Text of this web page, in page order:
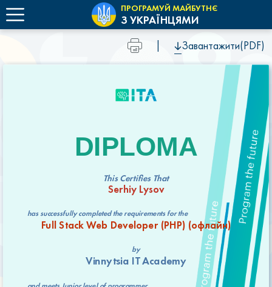
ПРОГРАМУЙ МАЙБУТНЄ
З УКРАЇНЦЯМИ
|
Завантажити(PDF)
DIPLOMA
This Certifies That
Serhiy Lysov
has successfully completed the requirements for the
Full Stack Web Developer (РНР) (офлайн)
by
Vinnytsia IT Academy